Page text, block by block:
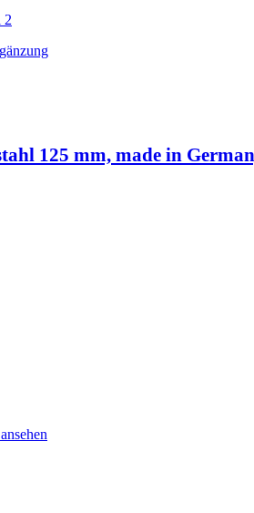
2
125 mm, made in